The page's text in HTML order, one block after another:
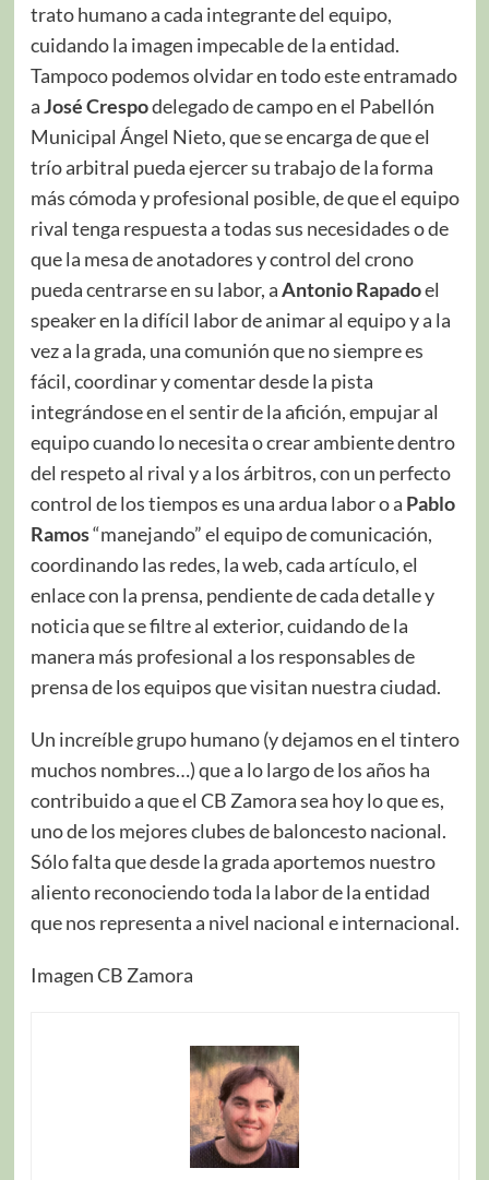
trato humano a cada integrante del equipo,
cuidando la imagen impecable de la entidad.
Tampoco podemos olvidar en todo este entramado
aJosé Crespodelegado de campo en el Pabellón
Municipal Ángel Nieto, que se encarga de que el
trío arbitral pueda ejercer su trabajo de la forma
más cómoda y profesional posible, de que el equipo
rival tenga respuesta a todas sus necesidades o de
que la mesa de anotadores y control del crono
pueda centrarse en su labor, aAntonio Rapadoel
speaker en la difícil labor de animar al equipo y a la
vez a la grada, una comunión que no siempre es
fácil, coordinar y comentar desde la pista
integrándose en el sentir de la afición, empujar al
equipo cuando lo necesita o crear ambiente dentro
del respeto al rival y a los árbitros, con un perfecto
control de los tiempos es una ardua labor o a Pablo
Ramos“manejando” el equipo de comunicación,
coordinando las redes, la web, cada artículo, el
enlace con la prensa, pendiente de cada detalle y
noticia que se filtre al exterior, cuidando de la
manera más profesional a los responsables de
prensa de los equipos que visitan nuestra ciudad.
Un increíble grupo humano (y dejamos en el tintero
muchos nombres…) que a lo largo de los años ha
contribuido a que el CB Zamora sea hoy lo que es,
uno de los mejores clubes de baloncesto nacional.
Sólo falta que desde la grada aportemos nuestro
aliento reconociendo toda la labor de la entidad
que nos representa a nivel nacional e internacional.
Imagen CB Zamora